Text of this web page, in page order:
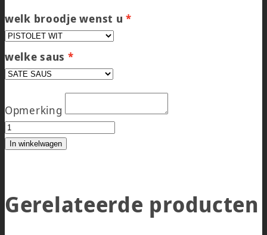
welk broodje wenst u
welke saus
Opmerking
BROODJE WARM VLEES aantal
In winkelwagen
Gerelateerde producten